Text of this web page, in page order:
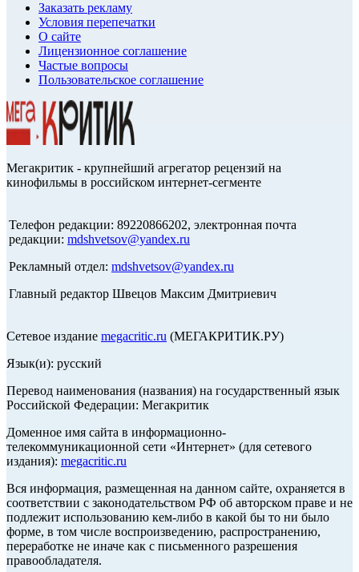
Заказать рекламу
Условия перепечатки
О сайте
Лицензионное соглашение
Частые вопросы
Пользовательское соглашение
Мегакритик - крупнейший агрегатор рецензий на
кинофильмы в российском интернет-сегменте
Телефон редакции: 89220866202, электронная почта
редакции: mdshvetsov@yandex.ru
Рекламный отдел: mdshvetsov@yandex.ru
Главный редактор Швецов Максим Дмитриевич
Сетевое издание megacritic.ru (МЕГАКРИТИК.РУ)
Язык(и): русский
Перевод наименования (названия) на государственный язык
Российской Федерации: Мегакритик
Доменное имя сайта в информационно-
телекоммуникационной сети «Интернет» (для сетевого
издания): megacritic.ru
Вся информация, размещенная на данном сайте, охраняется в
соответствии с законодательством РФ об авторском праве и не
подлежит использованию кем-либо в какой бы то ни было
форме, в том числе воспроизведению, распространению,
переработке не иначе как с письменного разрешения
правообладателя.